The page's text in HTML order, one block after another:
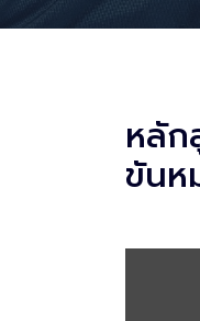
หลัก
ขันห